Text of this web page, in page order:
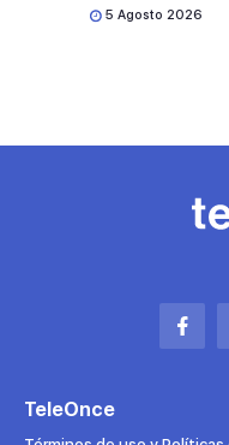
5 Agosto 2026
Abrir
TeleOnce